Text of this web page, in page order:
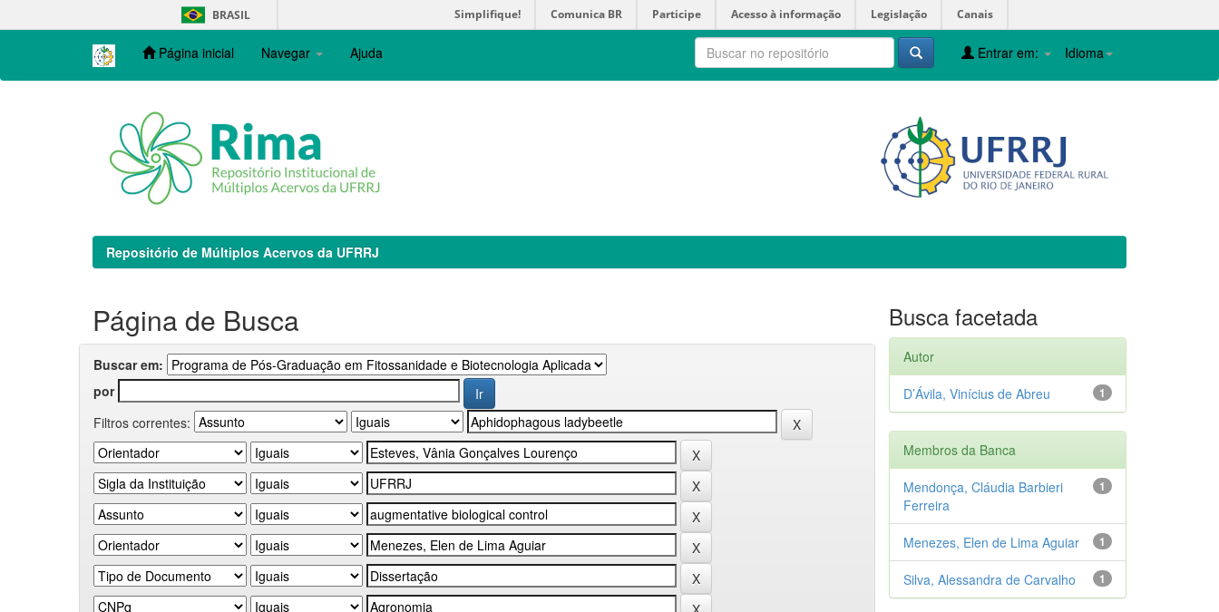
navigation
BRASIL Simplifique! Comunica BR Participe Acesso à informação Legislação Canais
Página inicial Navegar Ajuda Idioma
Entrar em:
Repositório de Múltiplos Acervos da UFRRJ
Página de Busca
Buscar em:
por
Filtros correntes:
Busca facetada
Autor
1
D’Ávila, Vinícius de Abreu
Membros da Banca
1
Mendonça, Cláudia Barbieri
Ferreira
1
Menezes, Elen de Lima Aguiar
1
Silva, Alessandra de Carvalho